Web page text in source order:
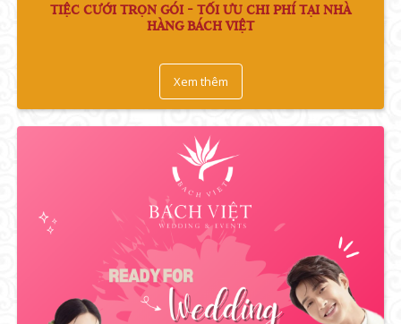
TIỆC CƯỚI TRỌN GÓI - TỐI ƯU CHI PHÍ TẠI NHÀ
HÀNG BÁCH VIỆT
Xem thêm